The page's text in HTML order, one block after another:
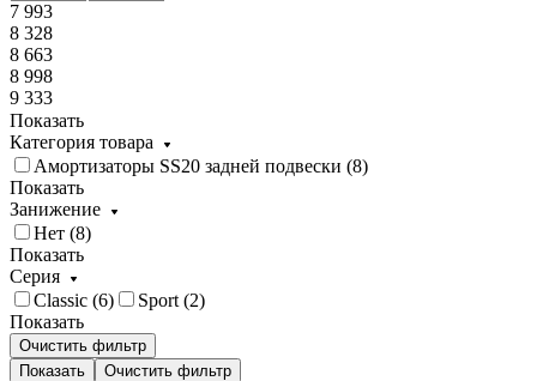
7 993
8 328
8 663
8 998
9 333
Показать
Категория товара
Амортизаторы SS20 задней подвески (8)
Показать
Занижение
Нет (8)
Показать
Серия
Classic (6) Sport (2)
Показать
Очистить фильтр
Показать
Очистить фильтр